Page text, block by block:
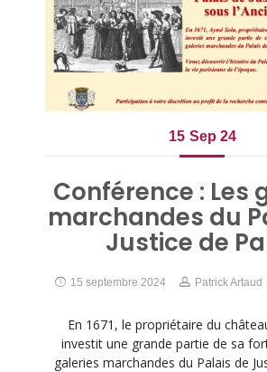
15 Sep 24
Conférence : Les
marchandes du
Justice de
15 septembre 2024 Patrick Artaud
En 1671, le propriétaire du
investit une grande partie de sa
galeries marchandes du Palais de